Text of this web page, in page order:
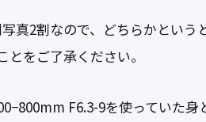
真2割なので、どちらかという
をご了承ください。
F6.3-9を使っていた